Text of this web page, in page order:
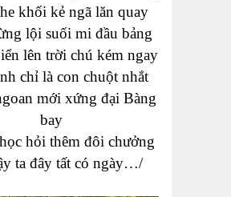
khối kẻ ngã lăn quay
lội suối mi đầu bảng
lên trời chú kém ngay
chỉ là con chuột nhắt
mới xứng đại Bàng
bay
hỏi thêm đôi chưởng
ta đây tất có ngày…/